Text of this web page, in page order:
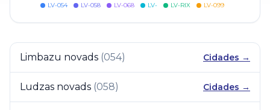
LV-054 LV-058 LV-068 LV- LV-RIX LV-099
Limbazu novads (054) Cidades →
Ludzas novads (058) Cidades →